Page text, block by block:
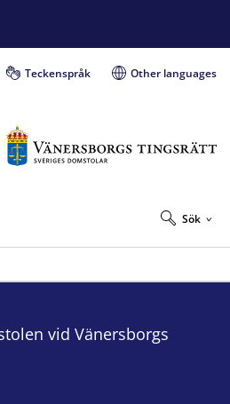
Teckenspråk Other languages
Sök
vid Vänersborgs